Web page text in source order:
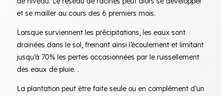
et se mailler au cours des 6 premiers mois.
Lorsque surviennent les précipitations, les eaux sont
drainées dans le sol, freinant ainsi l’écoulement et limitant
jusqu’à 70% les pertes occasionnées par le ruissellement
des eaux de pluie. .
La plantation peut être faite seule ou en complément d’un